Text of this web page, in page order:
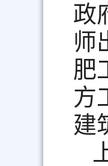
政
师
肥
方
建